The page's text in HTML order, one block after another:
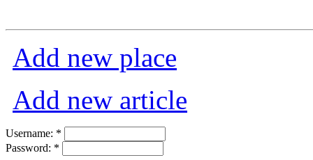
Add new place
Add new article
Username: *
Password: *